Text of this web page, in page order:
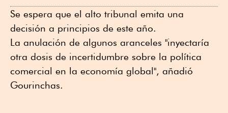
Se espera que el alto tribunal emita una
decisión a principios de este año.
La anulación de algunos aranceles "inyectaría
otra dosis de incertidumbre sobre la política
comercial en la economía global", añadió
Gourinchas.